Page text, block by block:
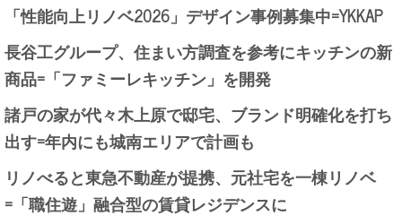
「性能向上リノベ2026」デザイン事例募集中=YKKAP
長谷工グループ、住まい方調査を参考にキッチンの新
商品=「ファミーレキッチン」を開発
諸戸の家が代々木上原で邸宅、ブランド明確化を打ち
出す=年内にも城南エリアで計画も
リノべると東急不動産が提携、元社宅を一棟リノベ
=「職住遊」融合型の賃貸レジデンスに